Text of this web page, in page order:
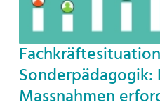
Sonderpädagogik:
Massnahmen